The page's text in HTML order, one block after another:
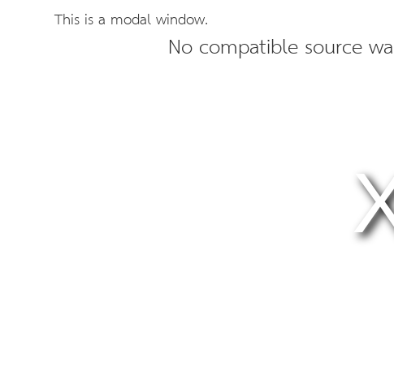
This is a modal window.
No compatible source